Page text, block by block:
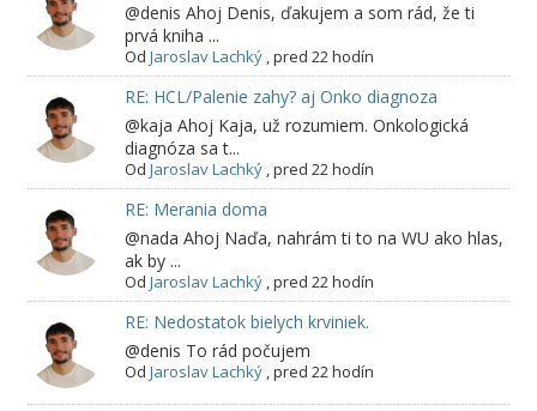
@denis Ahoj Denis, ďakujem a som rád, že ti
prvá kniha ...
Od Jaroslav Lachký,pred 22 hodín
RE: HCL/Palenie zahy? aj Onko diagnoza
@kaja Ahoj Kaja, už rozumiem. Onkologická
diagnóza sa t...
Od Jaroslav Lachký,pred 22 hodín
RE: Merania doma
@nada Ahoj Naďa, nahrám ti to na WU ako hlas,
ak by ...
Od Jaroslav Lachký,pred 22 hodín
RE: Nedostatok bielych krviniek.
@denis To rád počujem
Od Jaroslav Lachký,pred 22 hodín